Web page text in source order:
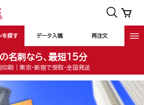
を探す データ入稿 再注文
名刺なら、最短15分
印刷｜東京・新宿で受取・全国発送